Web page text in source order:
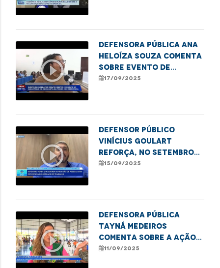
Guarda
play_circle_outline
Defensora pública Ana
Heloíza Souza comenta
sobre evento de
combate ao
17/09/2025
play_circle_outline
Defensor Público
Vinícius Goulart
reforça, no Setembro
Verde, a importância da
mercado de trabalho
15/09/2025
play_circle_outline
Defensora Pública
Tayná Medeiros
comenta sobre a ação
da Carreta MARADEFS
11/09/2025